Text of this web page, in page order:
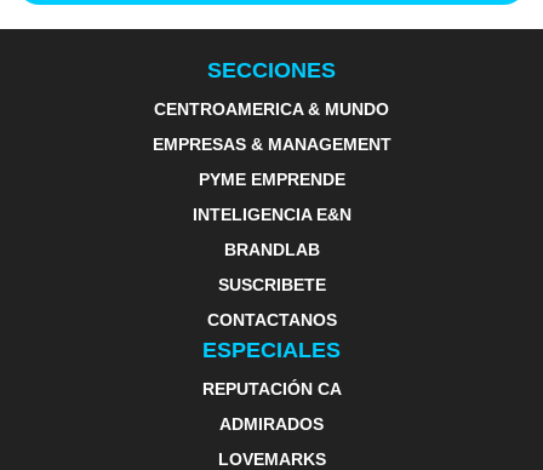
SECCIONES
CENTROAMERICA & MUNDO
EMPRESAS & MANAGEMENT
PYME EMPRENDE
INTELIGENCIA E&N
BRANDLAB
SUSCRIBETE
CONTACTANOS
ESPECIALES
REPUTACIÓN CA
ADMIRADOS
LOVEMARKS